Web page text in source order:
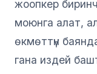
жоопкер
моюнга алат,
өкмөттүн
гана издей